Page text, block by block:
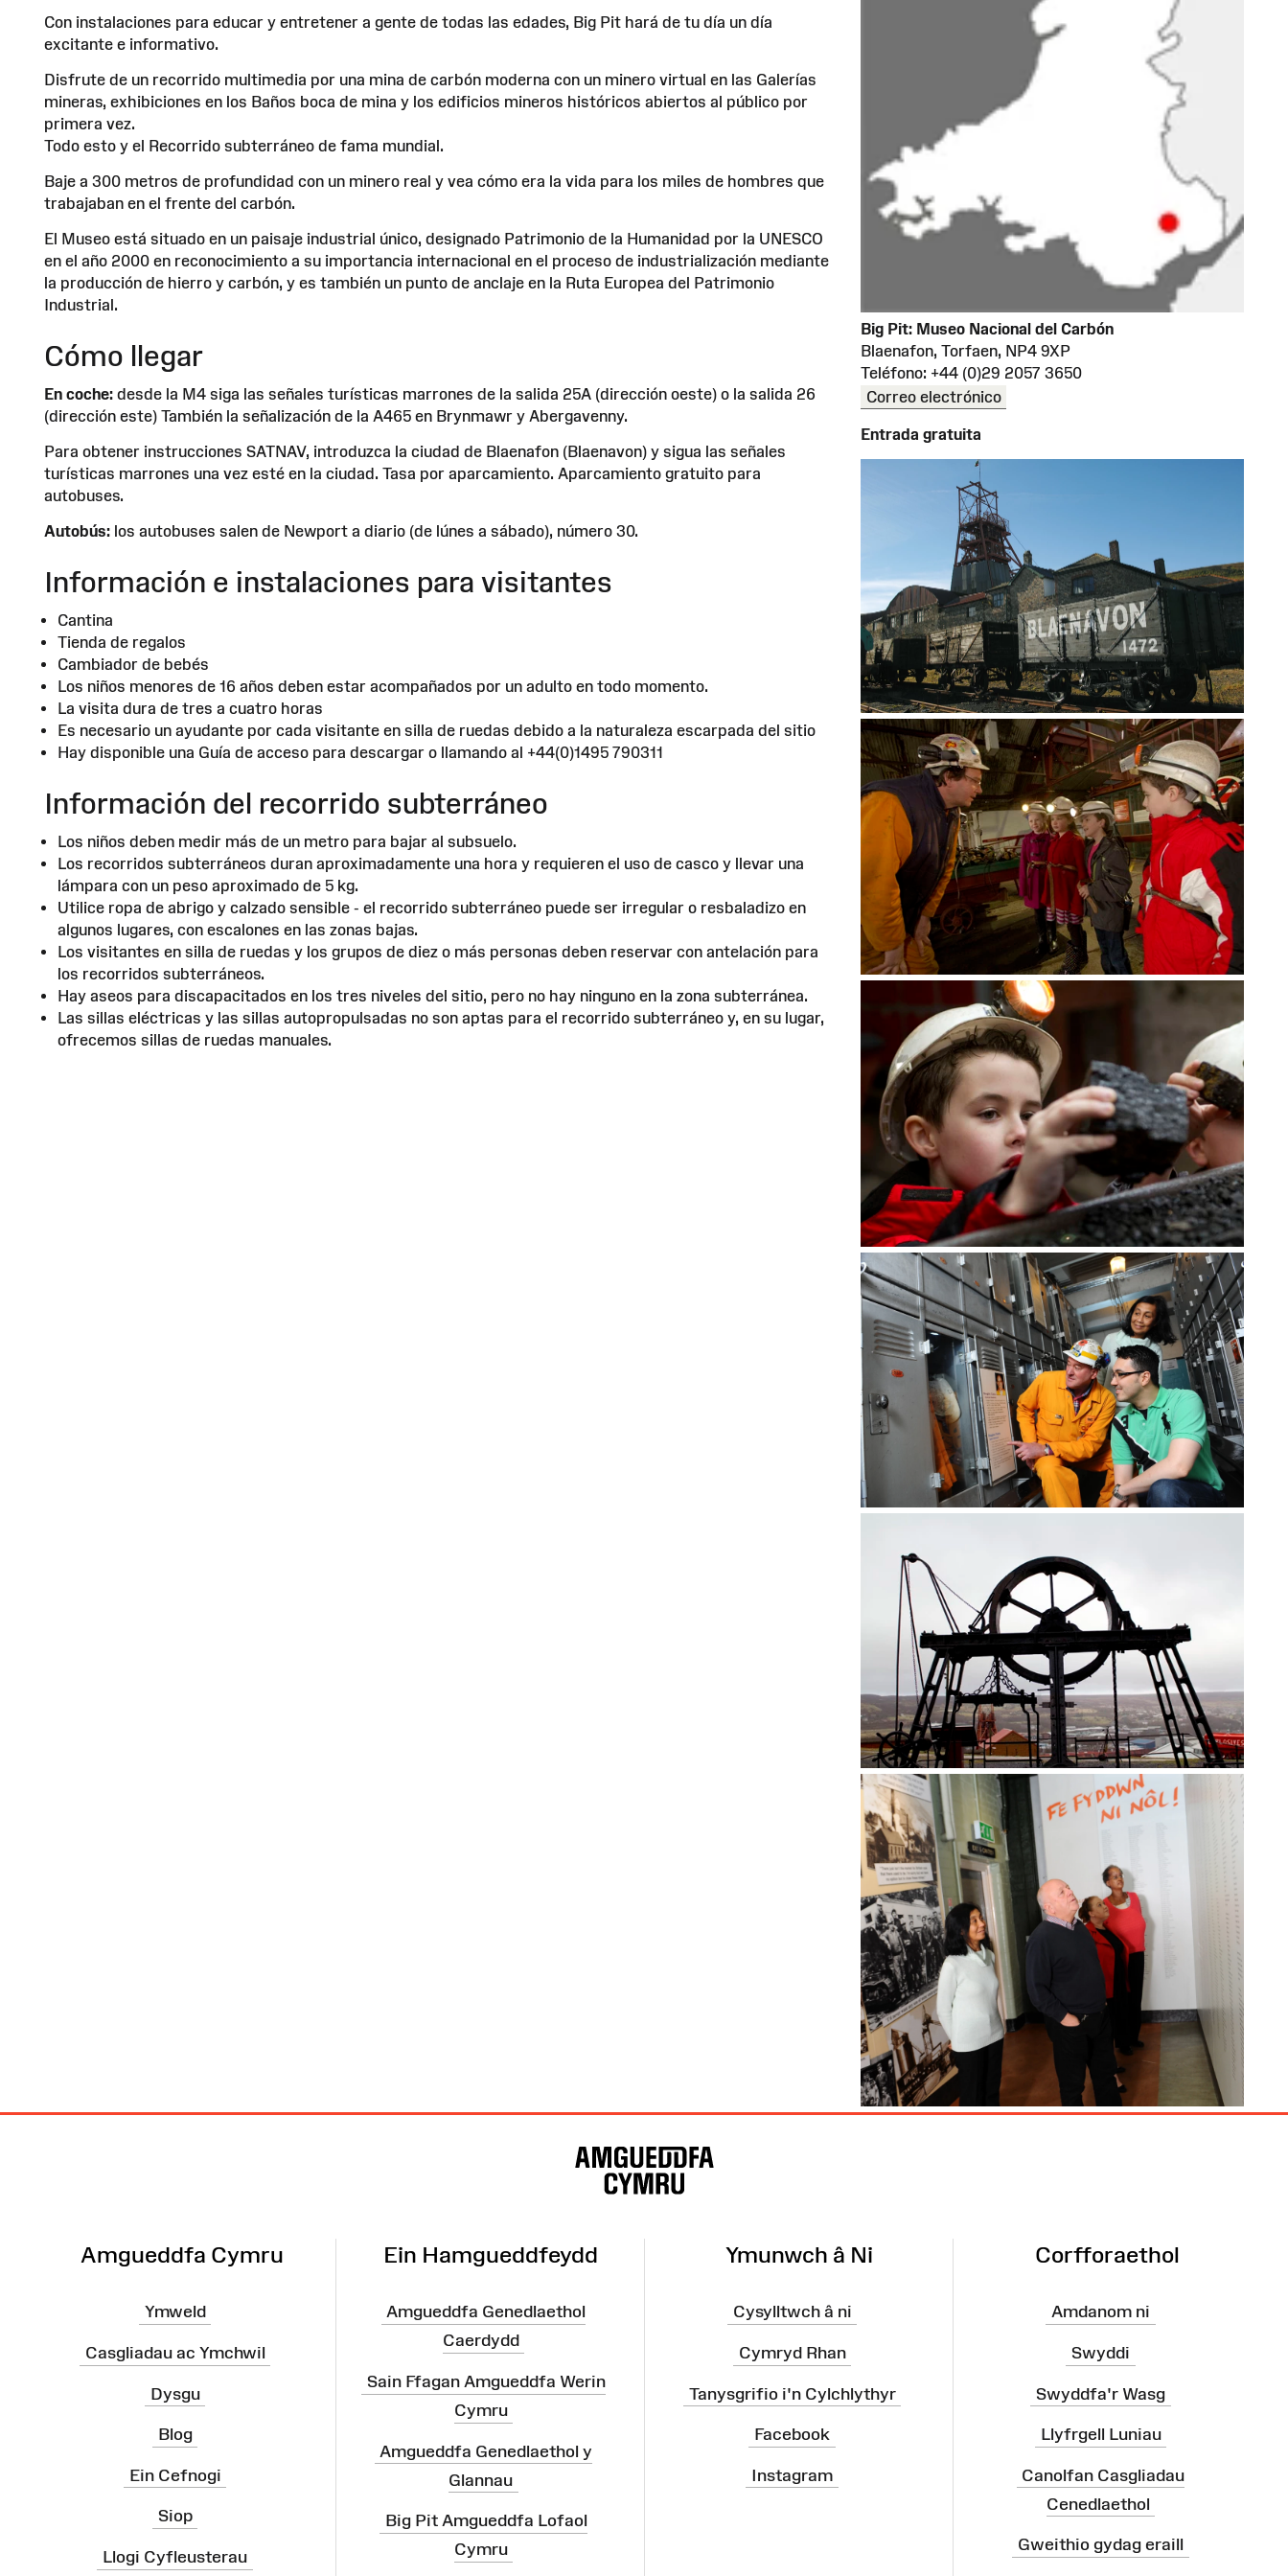
Big Pit: Museo Nacional del Carbón
Blaenafon, Torfaen, NP4 9XP
Teléfono: +44 (0)29 2057 3650
Correo electrónico
Entrada gratuita
Con instalaciones para educar y entretener a gente de todas las edades, Big Pit hará de tu día un día
excitante e informativo.
Disfrute de un recorrido multimedia por una mina de carbón moderna con un minero virtual en las Galerías
mineras, exhibiciones en los Baños boca de mina y los edificios mineros históricos abiertos al público por
primera vez.
Todo esto y el Recorrido subterráneo de fama mundial.
Baje a 300 metros de profundidad con un minero real y vea cómo era la vida para los miles de hombres que
trabajaban en el frente del carbón.
El Museo está situado en un paisaje industrial único, designado Patrimonio de la Humanidad por la UNESCO
en el año 2000 en reconocimiento a su importancia internacional en el proceso de industrialización mediante
la producción de hierro y carbón, y es también un punto de anclaje en la Ruta Europea del Patrimonio
Industrial.
Cómo llegar
En coche: desde la M4 siga las señales turísticas marrones de la salida 25A (dirección oeste) o la salida 26
(dirección este) También la señalización de la A465 en Brynmawr y Abergavenny.
Para obtener instrucciones SATNAV, introduzca la ciudad de Blaenafon (Blaenavon) y sigua las señales
turísticas marrones una vez esté en la ciudad. Tasa por aparcamiento. Aparcamiento gratuito para
autobuses.
Autobús: los autobuses salen de Newport a diario (de lúnes a sábado), número 30.
Información e instalaciones para visitantes
Cantina
Tienda de regalos
Cambiador de bebés
Los niños menores de 16 años deben estar acompañados por un adulto en todo momento.
La visita dura de tres a cuatro horas
Es necesario un ayudante por cada visitante en silla de ruedas debido a la naturaleza escarpada del sitio
Hay disponible una Guía de acceso para descargar o llamando al +44(0)1495 790311
Información del recorrido subterráneo
Los niños deben medir más de un metro para bajar al subsuelo.
Los recorridos subterráneos duran aproximadamente una hora y requieren el uso de casco y llevar una
lámpara con un peso aproximado de 5 kg.
Utilice ropa de abrigo y calzado sensible - el recorrido subterráneo puede ser irregular o resbaladizo en
algunos lugares, con escalones en las zonas bajas.
Los visitantes en silla de ruedas y los grupos de diez o más personas deben reservar con antelación para
los recorridos subterráneos.
Hay aseos para discapacitados en los tres niveles del sitio, pero no hay ninguno en la zona subterránea.
Las sillas eléctricas y las sillas autopropulsadas no son aptas para el recorrido subterráneo y, en su lugar,
ofrecemos sillas de ruedas manuales.
Amgueddfa Cymru
Ymweld
Casgliadau ac Ymchwil
Dysgu
Blog
Ein Cefnogi
Siop
Llogi Cyfleusterau
Ein Hamgueddfeydd
Amgueddfa Genedlaethol
Caerdydd
Sain Ffagan Amgueddfa Werin
Cymru
Amgueddfa Genedlaethol y
Glannau
Big Pit Amgueddfa Lofaol
Cymru
Ymunwch â Ni
Cysylltwch â ni
Cymryd Rhan
Tanysgrifio i'n Cylchlythyr
Facebook
Instagram
Corfforaethol
Amdanom ni
Swyddi
Swyddfa'r Wasg
Llyfrgell Luniau
Canolfan Casgliadau
Cenedlaethol
Gweithio gydag eraill